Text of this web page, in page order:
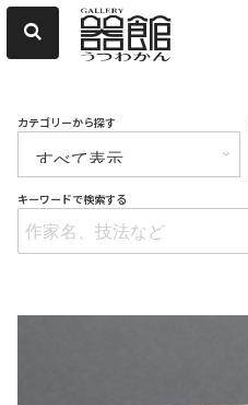
カテゴリーから探す
キーワードで検索する